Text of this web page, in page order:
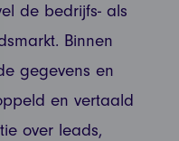
de bedrijfs- als
Binnen
gegevens en
en vertaald
over leads,